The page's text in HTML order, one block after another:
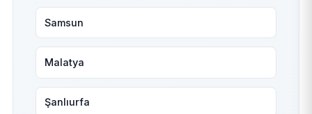
Samsun
Malatya
Şanlıurfa